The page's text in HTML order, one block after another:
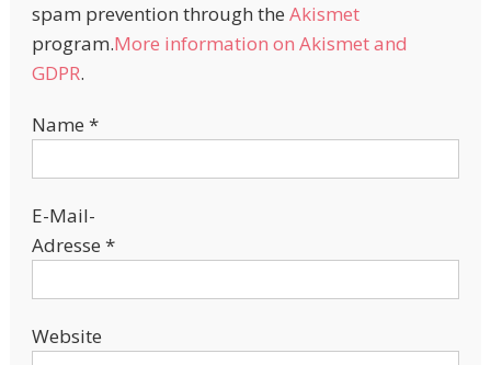
spam prevention through the Akismet
program.More information on Akismet and
GDPR.
Name *
E-Mail-
Adresse *
Website